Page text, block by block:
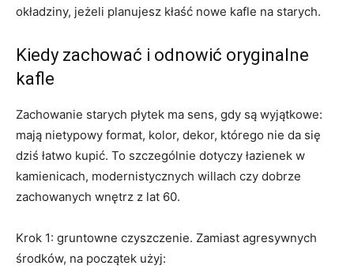
okładziny, jeżeli planujesz kłaść nowe kafle na starych.
Kiedy zachować i odnowić oryginalne
kafle
Zachowanie starych płytek ma sens, gdy są wyjątkowe:
mają nietypowy format, kolor, dekor, którego nie da się
dziś łatwo kupić. To szczególnie dotyczy łazienek w
kamienicach, modernistycznych willach czy dobrze
zachowanych wnętrz z lat 60.
Krok 1: gruntowne czyszczenie. Zamiast agresywnych
środków, na początek użyj: